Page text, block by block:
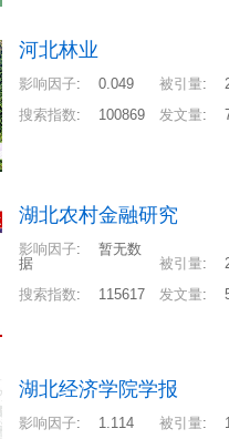
河北林业
影响因子: 0.049 被引量:
搜索指数: 100869 发文量:
湖北农村金融研究
影响因子:
暂无数
据
被引量:
搜索指数: 115617 发文量:
湖北经济学院学报
影响因子: 1.114 被引量: